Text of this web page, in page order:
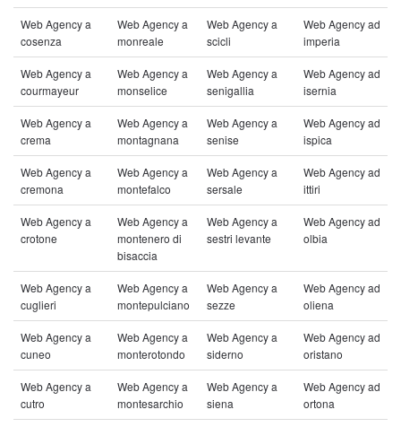
Web Agency a
cosenza
Web Agency a
monreale
Web Agency a
scicli
Web Agency ad
imperia
Web Agency a
courmayeur
Web Agency a
monselice
Web Agency a
senigallia
Web Agency ad
isernia
Web Agency a
crema
Web Agency a
montagnana
Web Agency a
senise
Web Agency ad
ispica
Web Agency a
cremona
Web Agency a
montefalco
Web Agency a
sersale
Web Agency ad
ittiri
Web Agency a
crotone
Web Agency a
montenero di
bisaccia
Web Agency a
sestri levante
Web Agency ad
olbia
Web Agency a
cuglieri
Web Agency a
montepulciano
Web Agency a
sezze
Web Agency ad
oliena
Web Agency a
cuneo
Web Agency a
monterotondo
Web Agency a
siderno
Web Agency ad
oristano
Web Agency a
cutro
Web Agency a
montesarchio
Web Agency a
siena
Web Agency ad
ortona